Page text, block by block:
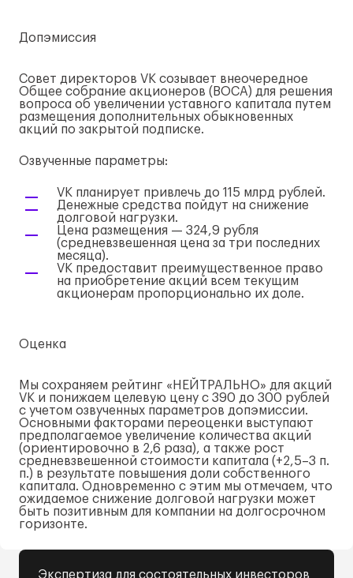
Допэмиссия
Совет директоров VK созывает внеочередное
Общее собрание акционеров (ВОСА) для решения
вопроса об увеличении уставного капитала путем
размещения дополнительных обыкновенных
акций по закрытой подписке.
Озвученные параметры:
VK планирует привлечь до 115 млрд рублей.
Денежные средства пойдут на снижение
долговой нагрузки.
Цена размещения — 324,9 рубля
(средневзвешенная цена за три последних
месяца).
VK предоставит преимущественное право
на приобретение акций всем текущим
акционерам пропорционально их доле.
Оценка
Мы сохраняем рейтинг «НЕЙТРАЛЬНО» для акций
VK и понижаем целевую цену с 390 до 300 рублей
с учетом озвученных параметров допэмиссии.
Основными факторами переоценки выступают
предполагаемое увеличение количества акций
(ориентировочно в 2,6 раза), а также рост
средневзвешенной стоимости капитала (+2,5–3 п.
п.) в результате повышения доли собственного
капитала. Одновременно с этим мы отмечаем, что
ожидаемое снижение долговой нагрузки может
быть позитивным для компании на долгосрочном
горизонте.
Экспертиза для состоятельных инвесторов